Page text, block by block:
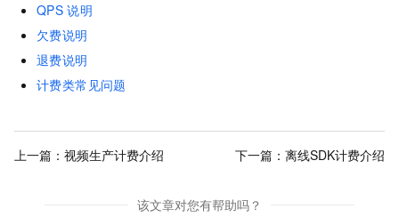
QPS 说明
欠费说明
退费说明
计费类常见问题
上一篇： 视频生产计费介绍 下一篇： 离线SDK计费介绍
该文章对您有帮助吗？